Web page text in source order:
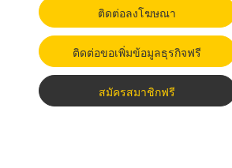
ติดต่อลงโฆษณา
ติดต่อขอเพิ่มข้อมูลธุรกิจฟรี
สมัครสมาชิกฟรี